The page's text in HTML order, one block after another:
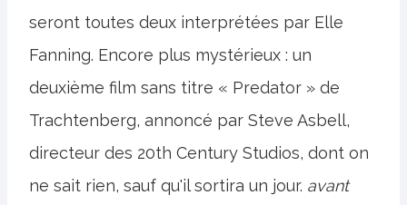
seront toutes deux interprétées par Elle
Fanning. Encore plus mystérieux : un
deuxième film sans titre « Predator » de
Trachtenberg, annoncé par Steve Asbell,
directeur des 20th Century Studios, dont on
ne sait rien, sauf qu'il sortira un jour. avant